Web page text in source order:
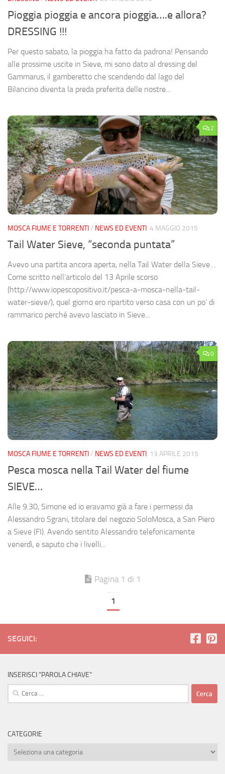
Pioggia pioggia e ancora pioggia….e allora?
DRESSING !!!
Per questo sabato, la pioggia ha fatto da padrona! Pensando
alle prossime uscite in Sieve, mi sono dato al dressing del
Gammarus, il gamberetto che scendendo dal lago del
Bilancino diventa la preda preferita delle nostre...
2
MOSCA FIUME E TORRENTI/ NEWS ED EVENTI 4 MAGGIO 2015
Tail Water Sieve, “seconda puntata”
Avevo una partita ancora aperta, nella Tail Water della Sieve…
Come scritto nell’articolo del 13 Aprile scorso
(http://www.iopescopositivo.it/pesca-a-mosca-nella-tail-
water-sieve/), quel giorno ero ripartito verso casa con un po’ di
rammarico perché avevo lasciato in Sieve...
0
MOSCA FIUME E TORRENTI/ NEWS ED EVENTI 13 APRILE 2015
Pesca mosca nella Tail Water del fiume
SIEVE…
Alle 9.30, Simone ed io eravamo già a fare i permessi da
Alessandro Sgrani, titolare del negozio SoloMosca, a San Piero
a Sieve (FI). Avendo sentito Alessandro telefonicamente
venerdì, e saputo che i livelli...
Pagina 1 di 1
1
SEGUICI:
INSERISCI “PAROLA CHIAVE”
Ricerca
per:
CATEGORIE
Categorie